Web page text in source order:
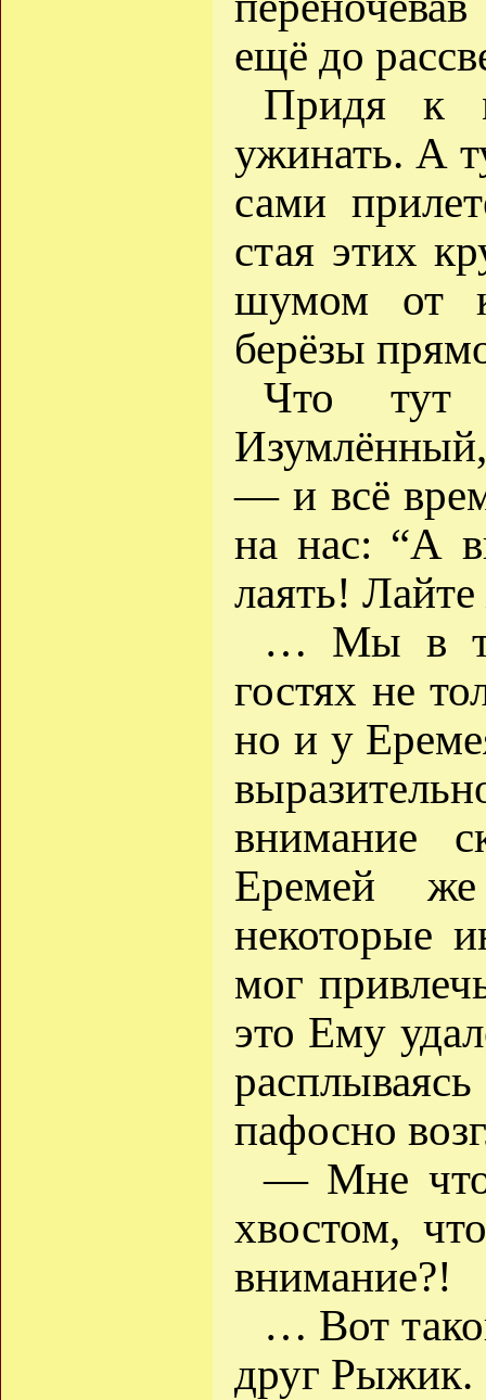
ещё до
Придя к
ужинать. А
сами
стая этих
шумом от
берёзы
Что тут
Изумлённый,
— и всё
на нас: “А
лаять!
… Мы в
гостях не
но и у
внимание
Еремей
некоторые
мог
это Ему
пафосно
— Мне что
хвостом,
внимание?!
… Вот
друг Рыжик.